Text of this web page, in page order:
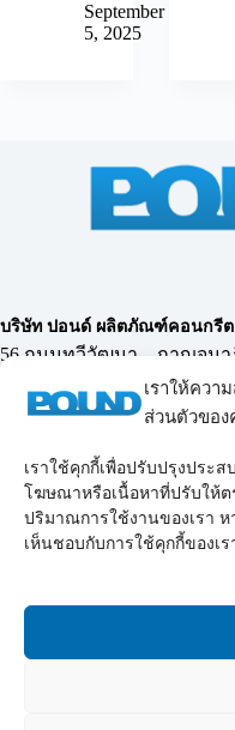
เราให้ควา
ส่วนตัวขอ
เราใช้คุกกี้เพื่อปรับปรุงประ
โฆษณาหรือเนื้อหาที่ปรับให้
ปริมาณการใช้งานของเรา
เห็นชอบกับการใช้คุกกี้ของเร
September
5, 2025
บริษัท ปอนด์ ผลิตภัณฑ์คอนกรีต
56 ถนนทวีวัฒนา – กาญจนา
ทวีวัฒนา กรุงเทพฯ 10170
โทรศัพท์ :02-119-0855-69,
Email :
LINE :
chairit55
LINE :@poundconcrete